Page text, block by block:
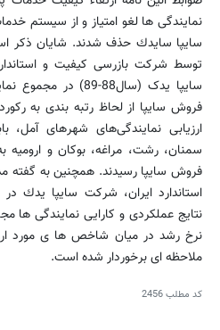
نمایندگی ها لغو امتیاز و از
سایپا سایدك حذف شدند. شایان ذكر
توسط شركت بازرسی كیفیت و
سایپا یدک (سال88-
فروش سایپا از لحاظ رتبه بندی به
ارزیابی نمایندگی‌های شهرهای آمل،
سمنان، رشت، مراغه، بوکان و
فروش سایپا رسیدند. همچنین به گفته
استاندارد ایران، شركت سایپا
نرخ رشد در میان شاخص ها ی مورد
ملاحظه ای برخوردار شده است.
کد مطلب2456